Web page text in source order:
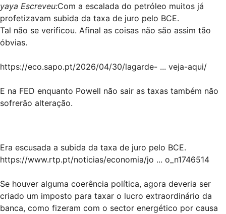
yaya Escreveu:Com a escalada do petróleo muitos já
profetizavam subida da taxa de juro pelo BCE.
Tal não se verificou. Afinal as coisas não são assim tão
óbvias.
https://eco.sapo.pt/2026/04/30/lagarde- ... veja-aqui/
E na FED enquanto Powell não sair as taxas também não
sofrerão alteração.
Era escusada a subida da taxa de juro pelo BCE.
https://www.rtp.pt/noticias/economia/jo ... o_n1746514
Se houver alguma coerência política, agora deveria ser
criado um imposto para taxar o lucro extraordinário da
banca, como fizeram com o sector energético por causa